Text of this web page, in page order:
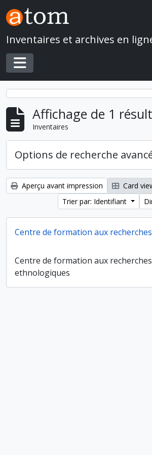
Skip to main content
Inventaires et archives en
Toggle navigation
Affichage de 1
Inventaires
Options de recherche
Aperçu avant impression Card
Trier par: Identifiant
Centre de formation aux
Centre de formation aux recherches
ethnologiques